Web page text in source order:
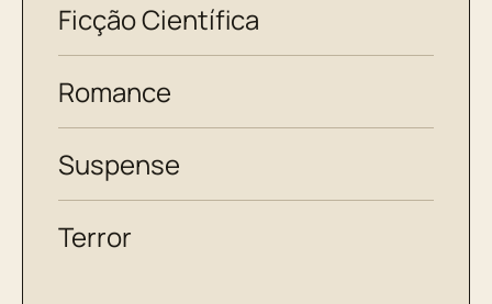
Ficção Científica
Romance
Suspense
Terror